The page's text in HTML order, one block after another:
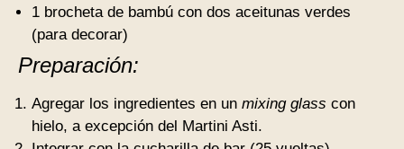
1 brocheta de bambú con dos aceitunas verdes
(para decorar)
Preparación:
Agregar los ingredientes en un mixing glass con
hielo, a excepción del Martini Asti.